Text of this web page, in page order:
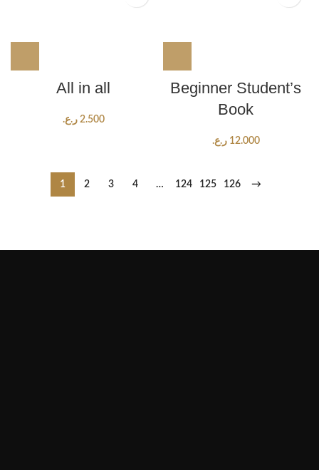
All in all
2.500 ر.ع.
Beginner Student’s
Book
12.000 ر.ع.
1 2 3 4 … 124 125 126 →